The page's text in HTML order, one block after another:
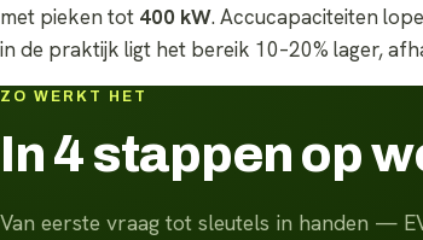
met pieken tot 400 kW. Accucapaciteiten
in de praktijk ligt het bereik 10–20% lager,
ZO WERKT HET
In 4 stappen op
Van eerste vraag tot sleutels in handen —